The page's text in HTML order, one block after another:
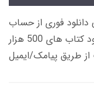
600 هزار تومانی دانلود فوری از حساب
کاربری می باشد، و زمان تحویل لینک دانلود کتاب های 500 هزار